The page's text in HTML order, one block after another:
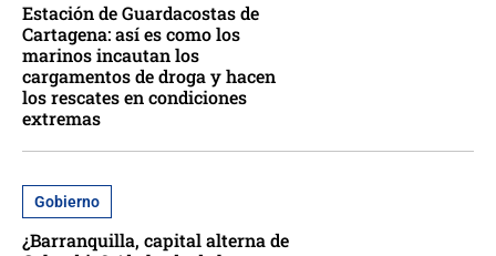
Estación de Guardacostas de
Cartagena: así es como los
marinos incautan los
cargamentos de droga y hacen
los rescates en condiciones
extremas
Gobierno
¿Barranquilla, capital alterna de